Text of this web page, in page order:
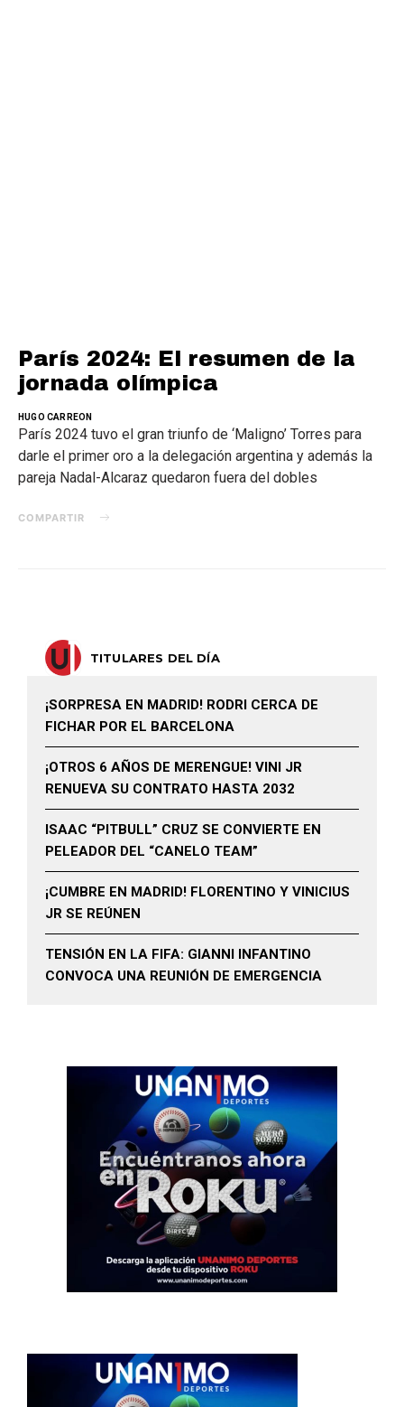
París 2024: El resumen de la
jornada olímpica
HUGO CARREON
París 2024 tuvo el gran triunfo de ‘Maligno’ Torres para
darle el primer oro a la delegación argentina y además la
pareja Nadal-Alcaraz quedaron fuera del dobles
COMPARTIR
TITULARES DEL DÍA
¡SORPRESA EN MADRID! RODRI CERCA DE
FICHAR POR EL BARCELONA
¡OTROS 6 AÑOS DE MERENGUE! VINI JR
RENUEVA SU CONTRATO HASTA 2032
ISAAC “PITBULL” CRUZ SE CONVIERTE EN
PELEADOR DEL “CANELO TEAM”
¡CUMBRE EN MADRID! FLORENTINO Y VINICIUS
JR SE REÚNEN
TENSIÓN EN LA FIFA: GIANNI INFANTINO
CONVOCA UNA REUNIÓN DE EMERGENCIA